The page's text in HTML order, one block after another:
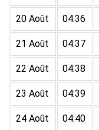
20 Août 04:36
21 Août 04:37
22 Août 04:38
23 Août 04:39
24 Août 04:40